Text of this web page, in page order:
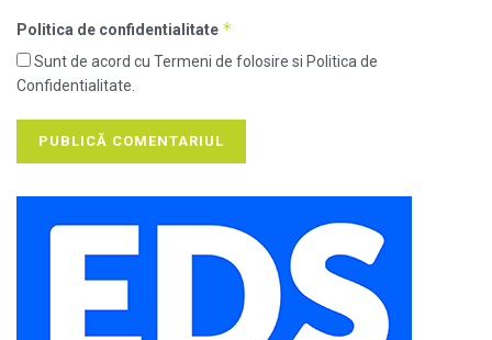
Politica de confidentialitate *
Sunt de acord cu Termeni de folosire si Politica de
Confidentialitate.